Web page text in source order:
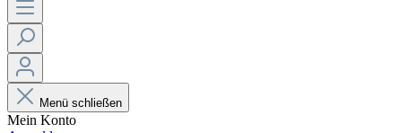
Menü schließen
Mein Konto